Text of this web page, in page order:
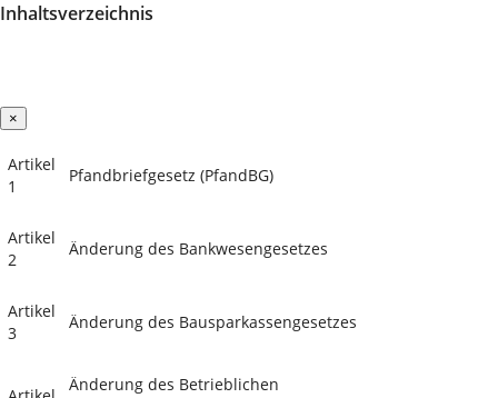
Inhaltsverzeichnis
×
Artikel
1
Pfandbriefgesetz (PfandBG)
Artikel
2
Änderung des Bankwesengesetzes
Artikel
3
Änderung des Bausparkassengesetzes
Änderung des Betrieblichen